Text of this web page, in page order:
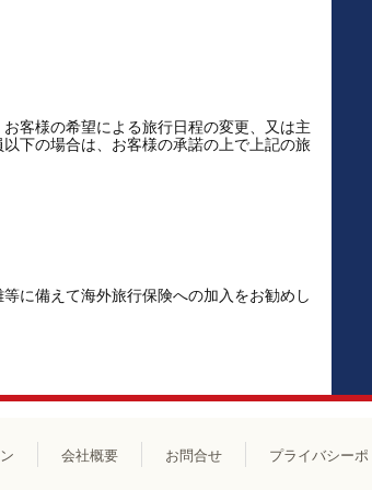
客様の希望による旅行日程の変更、又は主
下の場合は、お客様の承諾の上で上記の旅
に備えて海外旅行保険への加入をお勧めし
会社概要 お問合せ プライバシー